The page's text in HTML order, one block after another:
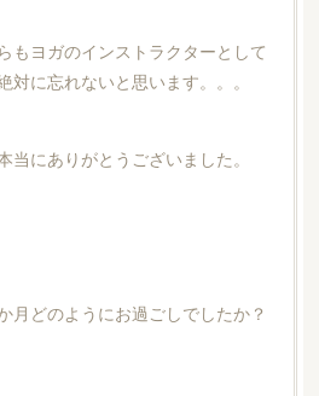
もヨガのインストラクターとして
に忘れないと思います。。。
当にありがとうございました。
月どのようにお過ごしでしたか？